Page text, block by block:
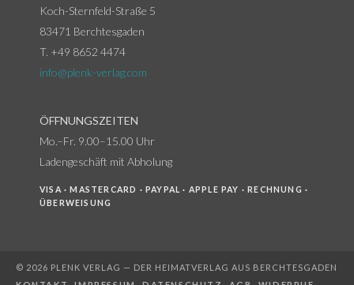
Koch-Sternfeld-Straße 5
83471 Berchtesgaden
T. +49 8652 4474
info@plenk-verlag.com
ÖFFNUNGSZEITEN
Mo.–Fr. 9.00–15.00 Uhr
Ladengeschäft mit Abholung
VISA · MASTERCARD · PAYPAL · APPLE PAY · RECHNUNG ·
ÜBERWEISUNG
© 2026 PLENK VERLAG — DER HEIMATVERLAG AUS BERCHTESGADEN